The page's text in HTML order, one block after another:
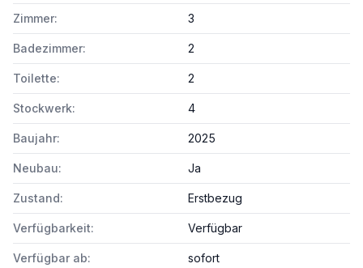
Zimmer: 3
Badezimmer: 2
Toilette: 2
Stockwerk: 4
Baujahr: 2025
Neubau: Ja
Zustand: Erstbezug
Verfügbarkeit: Verfügbar
Verfügbar ab: sofort